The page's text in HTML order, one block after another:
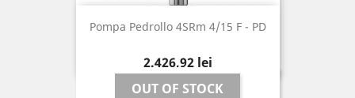
Pompa Pedrollo 4SRm 4/15 F - PD
Pret
2.426,92 lei
OUT OF STOCK